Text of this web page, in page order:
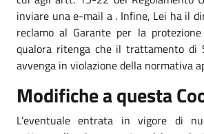
inviare una e-mail a . Infine, Lei ha il
reclamo al Garante per la
qualora ritenga che il trattamento di
avvenga in violazione della normativa
Modifiche a questa
L’eventuale entrata in vigore di